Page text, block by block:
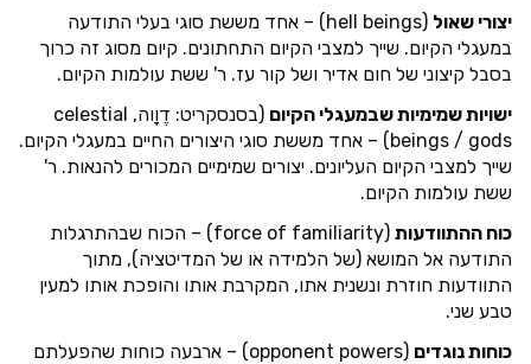
יצורי שאול
(hell beings) – אחד מששת סוגי בעלי התודעה
במעגלי הקיום. שייך למצבי הקיום התחתונים. קיום מסוג זה כרוך
בסבל קיצוני של חום אדיר ושל קור עז. ר' ששת עולמות הקיום.
ישויות שמימיות שבמעגלי הקיום
(בסנסקריט: דֶוָוה, celestial
beings / gods) – אחד מששת סוגי היצורים החיים במעגלי הקיום.
שייך למצבי הקיום העליונים. יצורים שמימיים המכורים להנאות. ר'
ששת עולמות הקיום.
כוח ההתוודעות
(force of familiarity) – הכוח שבהתרגלות
התודעה אל המושא (של הלמידה או של המדיטציה), מתוך
התוודעות חוזרת ונשנית אתו, המקרבת אותו והופכת אותו למעין
טבע שני.
כוחות נוגדים
(opponent powers) – ארבעה כוחות שהפעלתם